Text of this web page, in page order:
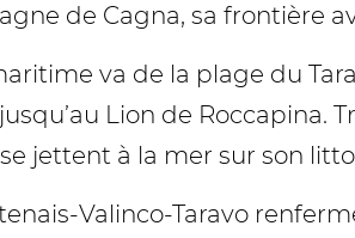
de Cagna, sa frontière
va de la plage du
Lion de Roccapina.
jettent à la mer sur son
Valinco-Taravo